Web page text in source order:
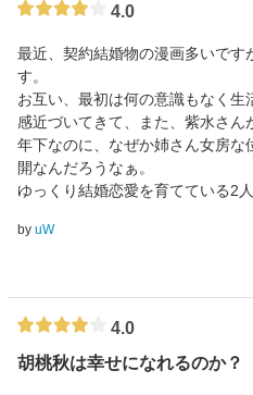
4.0
最近、契約結婚物の漫画多いです
す。
お互い、最初は何の意識もなく
感近づいてきて、また、紫水さ
年下なのに、なぜか姉さん女房な
開なんだろうなぁ。
ゆっくり結婚恋愛を育てている2
by uW
4.0
胡桃秋は幸せになれるのか？